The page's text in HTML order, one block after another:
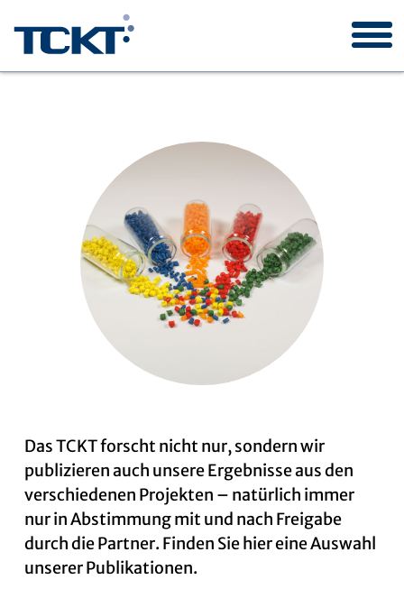
Auftragswesen
Forschungsprojekte
News
Kontakt
Das TCKT forscht nicht nur, sondern wir
publizieren auch unsere Ergebnisse aus den
verschiedenen Projekten – natürlich immer
nur in Abstimmung mit und nach Freigabe
durch die Partner. Finden Sie hier eine Auswahl
unserer Publikationen.